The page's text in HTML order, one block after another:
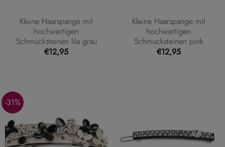
Kleine Haarspange mit
hochwertigen
Schmucksteinen lila grau
€12,95
Kleine Haarspange mit
hochwertigen
Schmucksteinen pink
€12,95
-31%